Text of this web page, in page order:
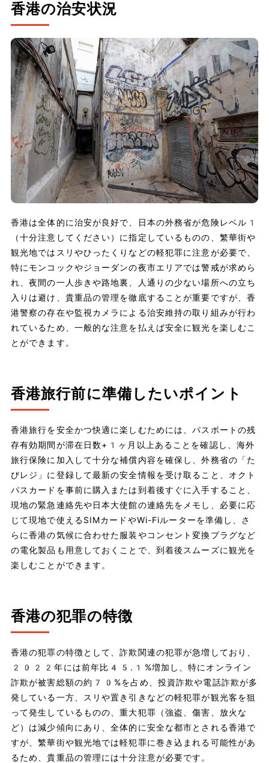
香港の治安状況
香港は全体的に治安が良好で、日本の外務省が危険レベル1
（十分注意してください）に指定しているものの、繁華街や
観光地ではスリやひったくりなどの軽犯罪に注意が必要で、
特にモンコックやジョーダンの夜市エリアでは警戒が求めら
れ、夜間の一人歩きや路地裏、人通りの少ない場所への立ち
入りは避け、貴重品の管理を徹底することが重要ですが、香
港警察の存在や監視カメラによる治安維持の取り組みが行わ
れているため、一般的な注意を払えば安全に観光を楽しむこ
とができます。
香港旅行前に準備したいポイント
香港旅行を安全かつ快適に楽しむためには、パスポートの残
存有効期間が滞在日数+1ヶ月以上あることを確認し、海外
旅行保険に加入して十分な補償内容を確保し、外務省の「た
びレジ」に登録して最新の安全情報を受け取ること、オクト
パスカードを事前に購入または到着後すぐに入手すること、
現地の緊急連絡先や日本大使館の連絡先をメモし、必要に応
じて現地で使えるSIMカードやWi-Fiルーターを準備し、さ
らに香港の気候に合わせた服装やコンセント変換プラグなど
の電化製品も用意しておくことで、到着後スムーズに観光を
楽しむことができます。
香港の犯罪の特徴
香港の犯罪の特徴として、詐欺関連の犯罪が急増しており、
2022年には前年比45.1%増加し、特にオンライン
詐欺が被害総額の約70%を占め、投資詐欺や電話詐欺が多
発している一方、スリや置き引きなどの軽犯罪が観光客を狙
って発生しているものの、重大犯罪（強盗、傷害、放火な
ど）は減少傾向にあり、全体的に安全な都市とされる香港で
すが、繁華街や観光地では軽犯罪に巻き込まれる可能性があ
るため、貴重品の管理には十分注意が必要です。